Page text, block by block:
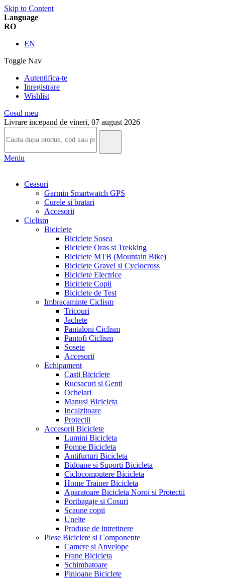
Skip to Content
Language
RO
EN
Toggle Nav
Autentifica-te
Inregistrare
Wishlist
Cosul meu
Livrare incepand de vineri, 07 august 2026
Meniu
Ceasuri
Garmin Smartwatch GPS
Curele si bratari
Accesorii
Ciclism
Biciclete
Biciclete Sosea
Biciclete Oras si Trekking
Biciclete MTB (Mountain Bike)
Biciclete Gravel si Cyclocross
Biciclete Electrice
Biciclete Copii
Biciclete de Test
Imbracaminte Ciclism
Tricouri
Jachete
Pantaloni Ciclism
Pantofi Ciclism
Sosete
Accesorii
Echipament
Casti Biciclete
Rucsacuri si Genti
Ochelari
Manusi Bicicleta
Incalzitoare
Protectii
Accesorii Biciclete
Lumini Bicicleta
Pompe Bicicleta
Antifurturi Bicicleta
Bidoane si Suporti Bicicleta
Ciclocomputere Bicicleta
Home Trainer Bicicleta
Aparatoare Bicicleta Noroi si Protectii
Portbagaje si Cosuri
Scaune copii
Unelte
Produse de intretinere
Piese Biciclete si Componente
Camere si Anvelope
Frane Bicicleta
Schimbatoare
Pinioane Biciclete